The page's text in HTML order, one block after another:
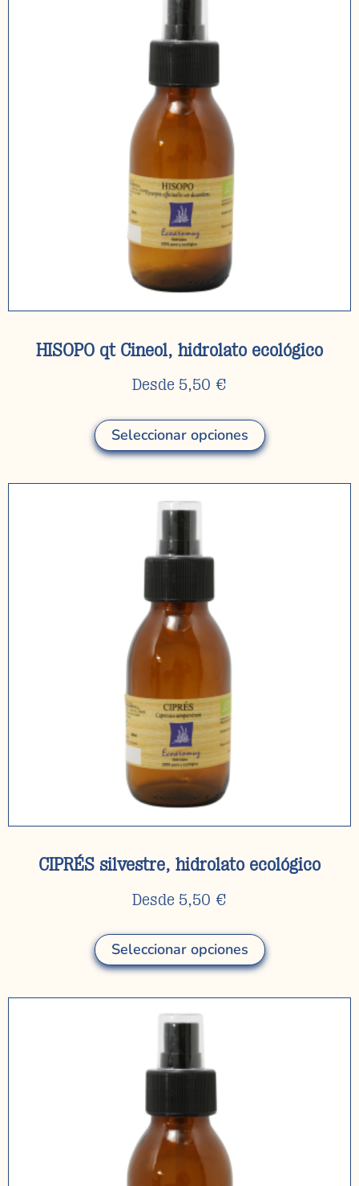
HISOPO qt Cineol, hidrolato ecológico
Desde 5,50 €
Seleccionar opciones
CIPRÉS silvestre, hidrolato ecológico
Desde 5,50 €
Seleccionar opciones